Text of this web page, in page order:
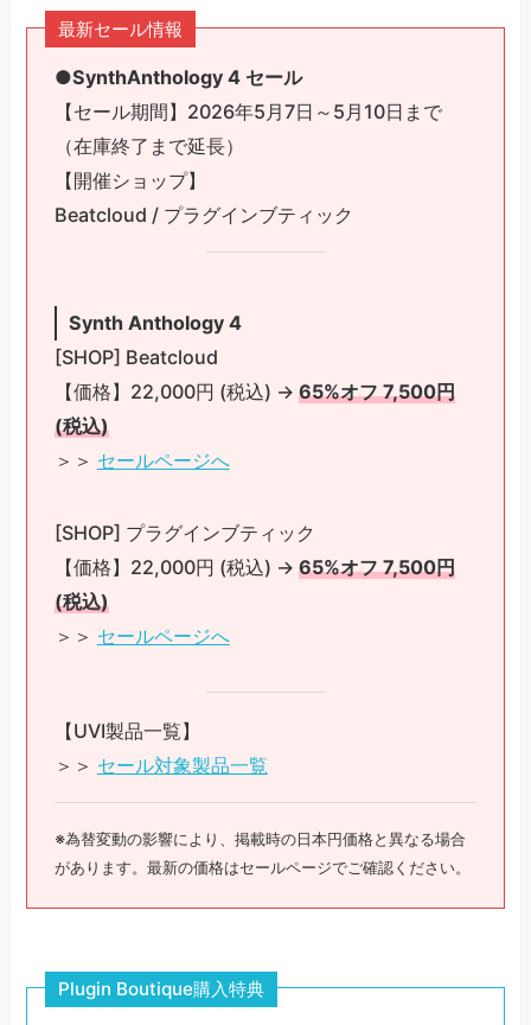
最新セール情報
●SynthAnthology 4 セール
【セール期間】2026年5月7日～5月10日まで
（在庫終了まで延長）
【開催ショップ】
Beatcloud / プラグインブティック
Synth Anthology 4
[SHOP] Beatcloud
【価格】22,000円 (税込) → 65%オフ 7,500円
(税込)
＞＞ セールページへ
[SHOP] プラグインブティック
【価格】22,000円 (税込) → 65%オフ 7,500円
(税込)
＞＞ セールページへ
【UVI製品一覧】
＞＞ セール対象製品一覧
※為替変動の影響により、掲載時の日本円価格と異なる場合
があります。最新の価格はセールページでご確認ください。
Plugin Boutique購入特典